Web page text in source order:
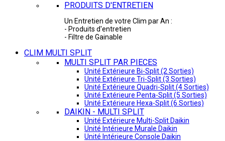
PRODUITS D'ENTRETIEN
Un Entretien de votre Clim par An :
- Produits d'entretien
- Filtre de Gainable
CLIM MULTI SPLIT
MULTI SPLIT PAR PIECES
Unité Extérieure Bi-Split (2 Sorties)
Unité Extérieure Tri-Split (3 Sorties)
Unité Extérieure Quadri-Split (4 Sorties)
Unité Extérieure Penta-Split (5 Sorties)
Unité Extérieure Hexa-Split (6 Sorties)
DAIKIN - MULTI SPLIT
Unité Extérieure Multi-Split Daikin
Unité Intérieure Murale Daikin
Unité Intérieure Console Daikin